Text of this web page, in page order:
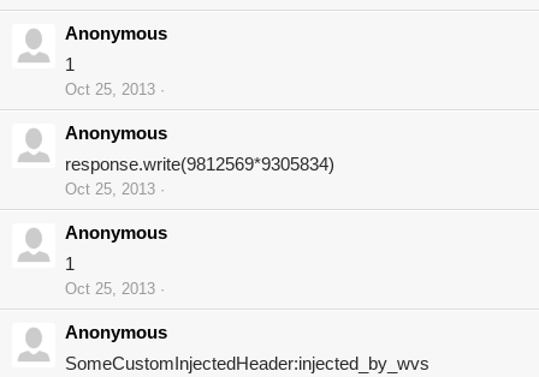
Anonymous
1
Oct 25, 2013
Anonymous
response.write(9812569*9305834)
Oct 25, 2013
Anonymous
1
Oct 25, 2013
Anonymous
SomeCustomInjectedHeader:injected_by_wvs